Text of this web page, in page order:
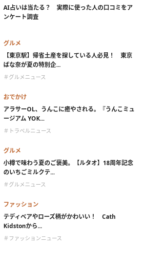
AI占いは当たる？ 実際に使った人の口コミをア
ンケート調査
グルメ
【東京駅】帰省土産を探している人必見！ 東京
ばな奈が夏の特別企...
＃グルメニュース
おでかけ
アラサーOL、うんこに癒やされる。『うんこミュ
ージアム YOK...
＃トラベルニュース
グルメ
小樽で味わう夏のご褒美。【ルタオ】18周年記念
のいちごミルクテ...
＃グルメニュース
ファッション
テディベアやローズ柄がかわいい！ Cath
Kidstonから...
＃ファッションニュース